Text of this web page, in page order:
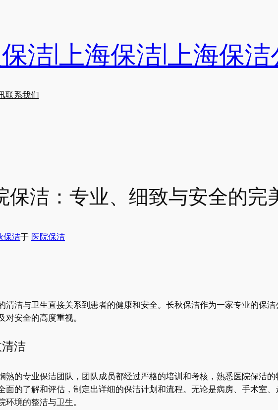
洁|上海保洁|上海保
联系我们
保洁：专业、细致与安全的完
保洁于 医院保洁
清洁与卫生直接关系到患者的健康和安全。长秋保洁作为一家专业的保
安全的高度重视。
洁
熟的专业保洁团队，团队成员都经过严格的培训和考核，熟悉医院保洁
面的了解和评估，制定出详细的保洁计划和流程。无论是病房、手术室
境的整洁与卫生。